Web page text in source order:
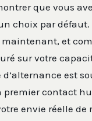
que vous
choix par
et
sur votre
est
contact
envie réelle de